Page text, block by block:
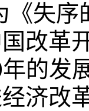
《失
改革
的发
济改